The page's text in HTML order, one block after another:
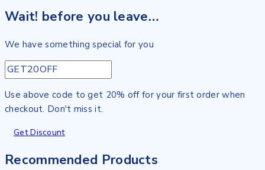
Wait! before you leave…
We have something special for you
Use above code to get 20% off for your first order when
checkout. Don't miss it.
Get Discount
Recommended Products